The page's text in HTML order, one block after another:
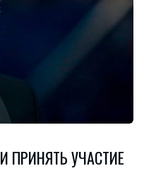
ПРИНЯТЬ УЧАСТИЕ